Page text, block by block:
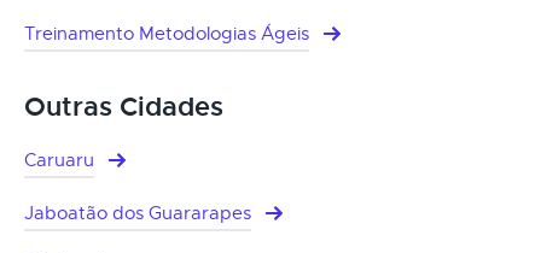
Treinamento Metodologias Ágeis
Outras Cidades
Caruaru
Jaboatão dos Guararapes